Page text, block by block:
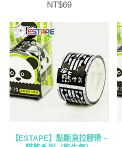
NT$69
【ESTAPE】點斷直拉膠帶 –